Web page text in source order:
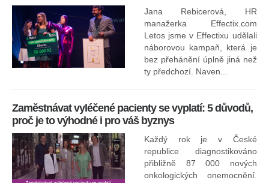
Jana Rebicerová, HR
manažerka Effectix.com
Letos jsme v Effectixu udělali
náborovou kampaň, která je
bez přehánění úplně jiná než
ty předchozí. Naven...
Zaměstnávat vyléčené pacienty se vyplatí: 5 důvodů,
proč je to výhodné i pro váš byznys
Každý rok je v České
republice diagnostikováno
přibližně 87 000 nových
onkologických onemocnění.